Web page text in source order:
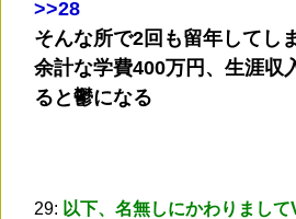
>>28
そんな所で2回も留年してし
余計な学費400万円、生涯収
ると鬱になる
29: 以下、名無しにかわりまし